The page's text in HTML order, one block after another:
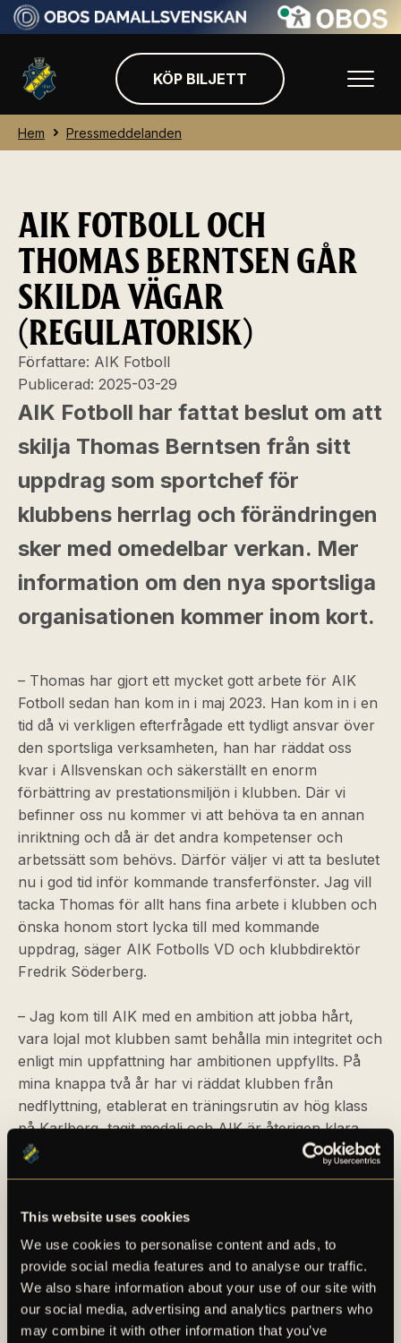
This website uses cookies
We use cookies to personalise content and ads, to
provide social media features and to analyse our traffic.
We also share information about your use of our site with
our social media, advertising and analytics partners who
may combine it with other information that you’ve
KÖP BILJETT
Hem Pressmeddelanden
AIK FOTBOLL OCH
THOMAS BERNTSEN GÅR
SKILDA VÄGAR
(REGULATORISK)
Författare: AIK Fotboll
Publicerad: 2025-03-29
AIK Fotboll har fattat beslut om att
skilja Thomas Berntsen från sitt
uppdrag som sportchef för
klubbens herrlag och förändringen
sker med omedelbar verkan. Mer
information om den nya sportsliga
organisationen kommer inom kort.
– Thomas har gjort ett mycket gott arbete för AIK
Fotboll sedan han kom in i maj 2023. Han kom in i en
tid då vi verkligen efterfrågade ett tydligt ansvar över
den sportsliga verksamheten, han har räddat oss
kvar i Allsvenskan och säkerställt en enorm
förbättring av prestationsmiljön i klubben. Där vi
befinner oss nu kommer vi att behöva ta en annan
inriktning och då är det andra kompetenser och
arbetssätt som behövs. Därför väljer vi att ta beslutet
nu i god tid inför kommande transferfönster. Jag vill
tacka Thomas för allt hans fina arbete i klubben och
önska honom stort lycka till med kommande
uppdrag, säger AIK Fotbolls VD och klubbdirektör
Fredrik Söderberg.
– Jag kom till AIK med en ambition att jobba hårt,
vara lojal mot klubben samt behålla min integritet och
enligt min uppfattning har ambitionen uppfyllts. På
mina knappa två år har vi räddat klubben från
nedflyttning, etablerat en träningsrutin av hög klass
på Karlberg, tagit medalj och AIK är återigen klara
för Uefa-spel i sommar. Dessutom har alla
från AIK, då jag har många goda minnen och vänner
för livet. Det har varit ett sant nöje att få tjäna i denna
fantastiska klubb med fantastiskt stöd från fantastiska
supportrar. Inga ”hard feelings” från min sida, framåt
stolta AIK, säger Thomas Berntsen.